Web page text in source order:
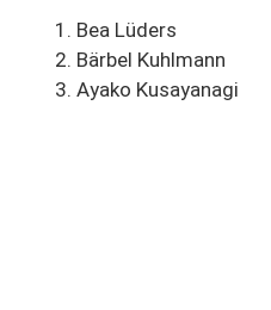
Bea Lüders
⁠Bärbel Kuhlmann
Ayako Kusayanagi